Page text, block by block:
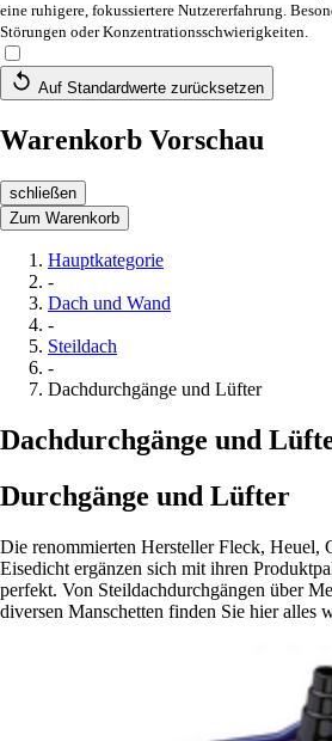
eine ruhigere, fokussiertere Nutzererfahrung.
Störungen oder Konzentrationsschwierigkeiten.
Auf Standardwerte zurücksetzen
Warenkorb Vorschau
schließen
Zum Warenkorb
Hauptkategorie
-
Dach und Wand
-
Steildach
-
Dachdurchgänge und Lüfter
Dachdurchgänge und
Durchgänge und Lüfter
Die renommierten Hersteller Fleck, Heuel,
Eisedicht ergänzen sich mit ihren
perfekt. Von Steildachdurchgängen über
diversen Manschetten finden Sie hier alles